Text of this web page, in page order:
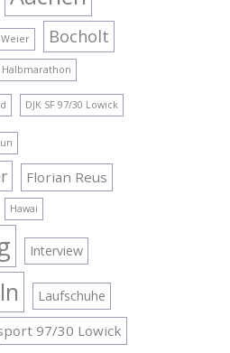
Bocholt
DJK SF 97/30 Lowick
Florian Reus
Hawai
Interview
Laufschuhe
97/30 Lowick